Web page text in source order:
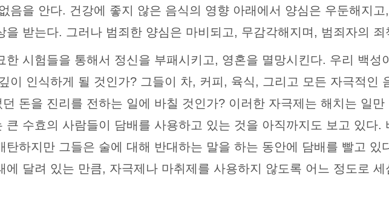
음을 안다. 건강에 좋지 않은 음식의 영향 아래에서 양심은 우둔해지
을 받는다. 그러나 범죄한 양심은 마비되고, 무감각해지며, 범죄자의 죄
한 시험들을 통해서 정신을 부패시키고, 영혼을 멸망시킨다. 우리 백성
이 인식하게 될 것인가? 그들이 차, 커피, 육식, 그리고 모든 자극적인
돈을 진리를 전하는 일에 바칠 것인가? 이러한 자극제는 해치는 일
큰 수효의 사람들이 담배를 사용하고 있는 것을 아직까지도 보고 있다.
탄하지만 그들은 술에 대해 반대하는 말을 하는 동안에 담배를 빨고 있
에 달려 있는 만큼, 자극제나 마취제를 사용하지 않도록 어느 정도로